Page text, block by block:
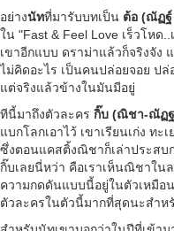
อย่างนัทที่มารับบทเป็น ต้อ (ณัฏฐ์
ใน "Fast & Feel Love เร็วโหด
เขาอีกแบบ ดราม่าแล้วก็จริงจัง
ไม่คิดอะไร เป็นคนปล่อยจอย ปล่
แต่จริงแล้วข้างในมันมีอยู่
ทีนี้มาถึงตัวละคร กิ๊บ (ณิชา-ณัฏ
แบกโลกเอาไว้ เขาเรียนเก่ง ท
ซึ่งตอนแคสติ้งณิชาก็เล่าประสบ
กิ๊บเลยนี่หว่า คือเราเห็นณิชาในล
ความกดดันแบบนี้อยู่ในตัวเหมือ
ตัวละครในตัวนี้มากที่สุดนะสำ